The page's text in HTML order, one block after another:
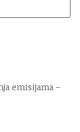
emisijama –